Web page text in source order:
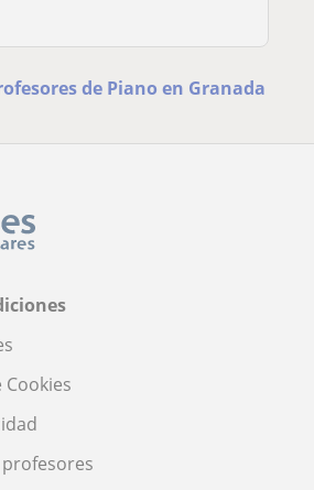
de Piano en Granada